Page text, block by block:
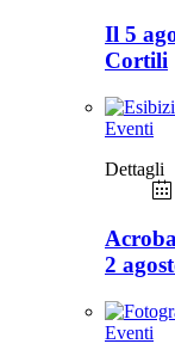
Il 5
Cortili
Eventi
Dettagli
2
Eventi